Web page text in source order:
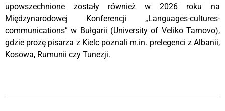
upowszechnione zostały również w 2026 roku na
Międzynarodowej Konferencji „Languages-cultures-
communications” w Bułgarii (University of Veliko Tarnovo),
gdzie prozę pisarza z Kielc poznali m.in. prelegenci z Albanii,
Kosowa, Rumunii czy Tunezji.